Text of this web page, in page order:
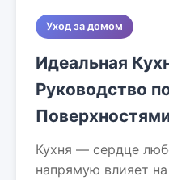
Уход за домом
Идеальная
Руководство
Кухня — сердце
напрямую влияет